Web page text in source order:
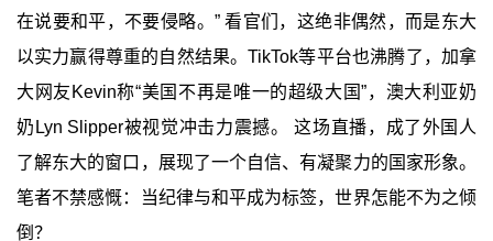
在说要和平，不要侵略。” 看官们，这绝非偶然，而是东大
以实力赢得尊重的自然结果。TikTok等平台也沸腾了，加拿
大网友Kevin称“美国不再是唯一的超级大国”，澳大利亚奶
奶Lyn Slipper被视觉冲击力震撼。 这场直播，成了外国人
了解东大的窗口，展现了一个自信、有凝聚力的国家形象。
笔者不禁感慨：当纪律与和平成为标签，世界怎能不为之倾
倒？